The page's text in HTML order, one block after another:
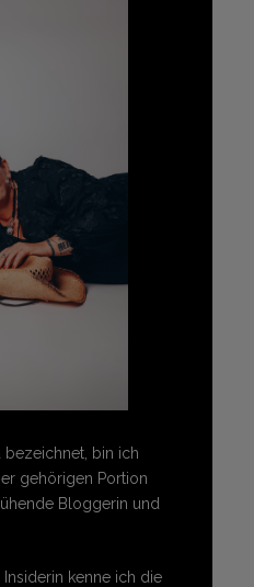
bezeichnet, bin ich
gehörigen Portion
Bloggerin und
kenne ich die